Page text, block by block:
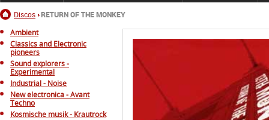
Inicio
Discos RETURN OF THE MONKEY
Ambient
Classics and Electronic
pioneers
Sound explorers -
Experimental
Industrial - Noise
New electronica - Avant
Techno
Kosmische musik - Krautrock